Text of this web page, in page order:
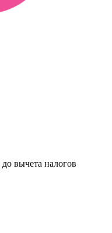
до вычета налогов